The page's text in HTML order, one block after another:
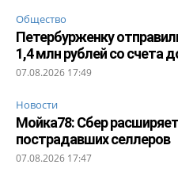
Общество
Петербурженку
1,4 млн рублей со счета
07.08.2026 17:49
Новости
Мойка78: Сбер
пострадавших селлеров
07.08.2026 17:47